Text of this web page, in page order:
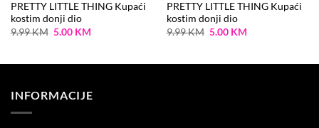
PRETTY LITTLE THING Kupaći
kostim donji dio
9.99KM Original
5.00 KMCurrent
PRETTY LITTLE THING Kupaći
kostim donji dio
9.99KM Original
5.00 KMCurrent
INFORMACIJE